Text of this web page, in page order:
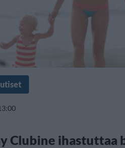
Clubine ihastuttaa